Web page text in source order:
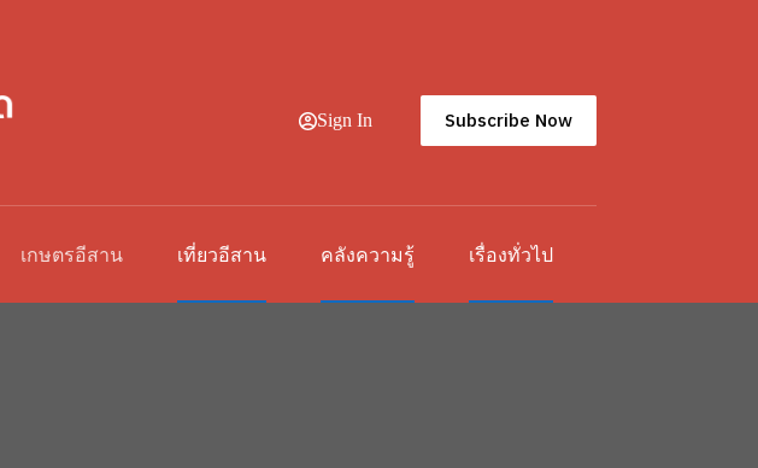
Sign In Subscribe Now
เกษตรอีสาน เที่ยวอีสาน คลังความรู้ เรื่องทั่วไป